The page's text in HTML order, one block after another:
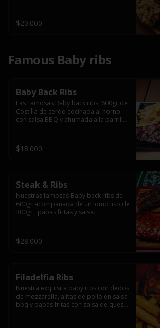
$20.000
Famous Baby ribs
Baby Back Ribs
Las Famosas Baby back ribs, 600gr de
Costilla de cerdo cocinada al horno
con salsa BBQ y ahumada a la parrilla
$18.000
Steak & Ribs
Nuestras famosas Baby back ribs de
600gr acompañada de un lomo liso de
300gr , papas fritas y salsa.
$28.000
Filadelfia Ribs
Nuestra exquisita baby ribs con dedos
de mozzarella, alitas de pollo en salsa
bbq y papas fritas con salsa de queso